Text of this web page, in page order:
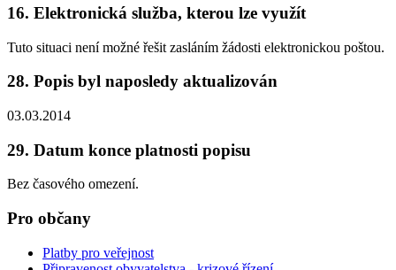
16. Elektronická služba, kterou lze využít
Tuto situaci není možné řešit zasláním žádosti elektronickou poštou.
28. Popis byl naposledy aktualizován
03.03.2014
29. Datum konce platnosti popisu
Bez časového omezení.
Pro občany
Platby pro veřejnost